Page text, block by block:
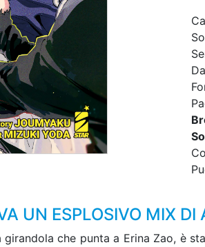
UN ESPLOSIVO MIX
girandola che punta a Erina Zao, è